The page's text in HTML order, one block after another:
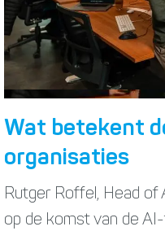
Wat betekent
organisaties
Rutger Roffel, Head
op de komst van de AI-